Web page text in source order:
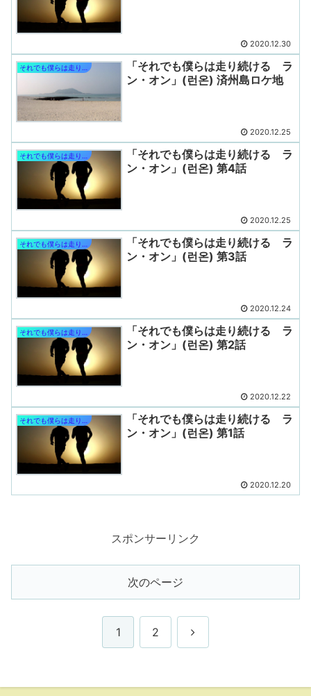
2020.12.30
「それでも僕らは走り続ける ラ
ン・オン」(런온) 済州島ロケ地
2020.12.25
「それでも僕らは走り続ける ラ
ン・オン」(런온) 第4話
2020.12.25
「それでも僕らは走り続ける ラ
ン・オン」(런온) 第3話
2020.12.24
「それでも僕らは走り続ける ラ
ン・オン」(런온) 第2話
2020.12.22
「それでも僕らは走り続ける ラ
ン・オン」(런온) 第1話
2020.12.20
スポンサーリンク
次のページ
1 2 次